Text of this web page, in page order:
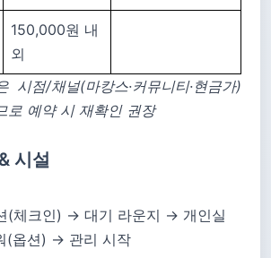
150,000원 내
외
시점/채널(마캉스·커뮤니티·현금가)
로 예약 시 재확인 권장
시설
(체크인) → 대기 라운지 → 개인실
(옵션) → 관리 시작